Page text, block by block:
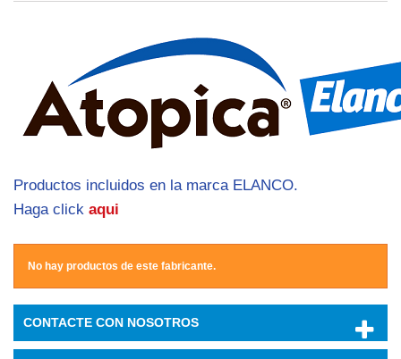
Productos incluidos en la marca ELANCO.
Haga click aqui
No hay productos de este fabricante.
CONTACTE CON NOSOTROS